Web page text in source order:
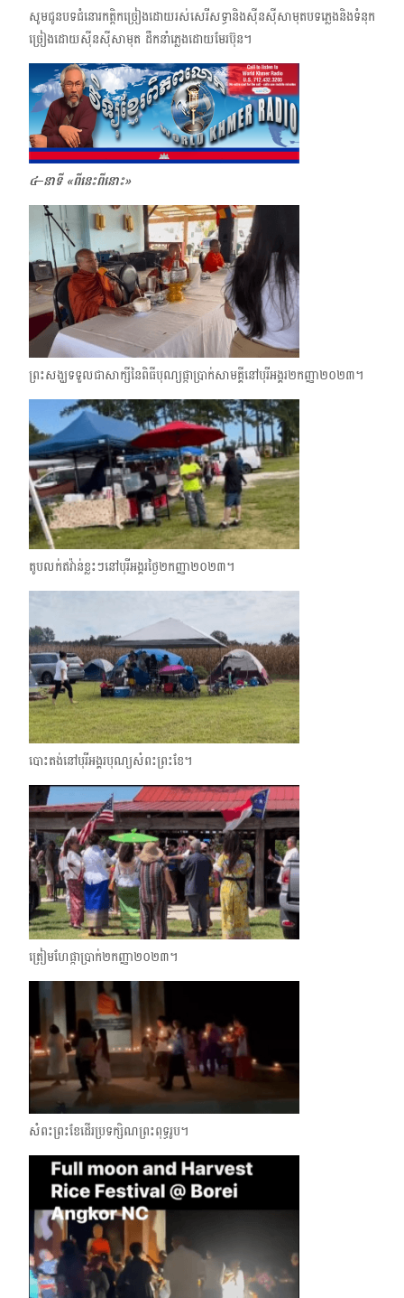
សូមជូនបទជំនោរកត្តិកច្រៀងដោយរស់សេរីសទ្ធានិងស៊ីនស៊ីសាមុត​បទភ្លេងនិងទំនុក
ច្រៀងដោយស៊ីនស៊ីសាមុត ដឹកនាំភ្លេងដោយមែរប៊ុន។
៤–នាទី «ពីនេះពីនោះ»
ព្រះសង្ឃទទួលជាសាក្សីនៃពិធីបុណ្យផ្កាប្រាក់សាមគ្គីនៅបុរីអង្គរ​២​កញ្ញា​២០២៣។
តូបលក់ឥវ៉ាន់ខ្លះៗនៅបុរីអង្គរ​ថ្ងៃ២​កញ្ញា​២០២៣។
បោះតង់នៅបុរីអង្គរបុណ្យសំពះព្រះខែ។
ត្រៀមហែផ្កាប្រាក់​២​កញ្ញា​២០២៣។
សំពះព្រះខែដើរប្រទក្សិណព្រះពុទ្ធរូប។